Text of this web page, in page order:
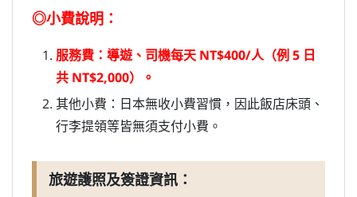
◎小費說明：
服務費：導遊、司機每天 NT$400/人（例 5 日
共 NT$2,000）。
其他小費：日本無收小費習慣，因此飯店床頭、
行李提領等皆無須支付小費。
旅遊護照及簽證資訊：